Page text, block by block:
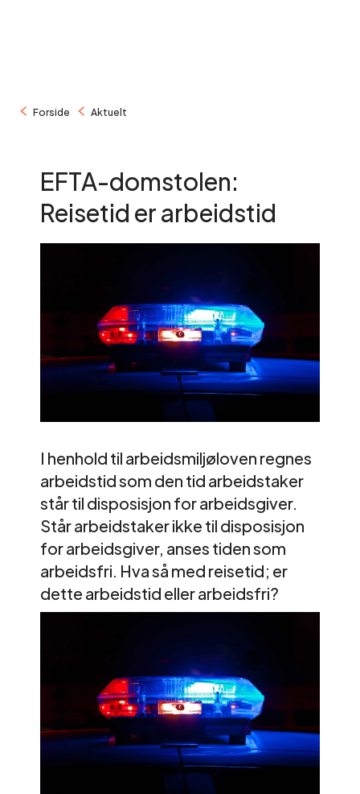
Forside Aktuelt
EFTA-domstolen:
Reisetid er arbeidstid
I henhold til arbeidsmiljøloven regnes
arbeidstid som den tid arbeidstaker
står til disposisjon for arbeidsgiver.
Står arbeidstaker ikke til disposisjon
for arbeidsgiver, anses tiden som
arbeidsfri. Hva så med reisetid; er
dette arbeidstid eller arbeidsfri?